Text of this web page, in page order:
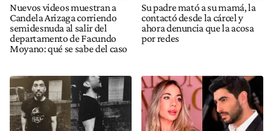
Nuevos videos muestran a
Candela Arizaga corriendo
semidesnuda al salir del
departamento de Facundo
Moyano: qué se sabe del caso
Su padre mató a su mamá, la
contactó desde la cárcel y
ahora denuncia que la acosa
por redes